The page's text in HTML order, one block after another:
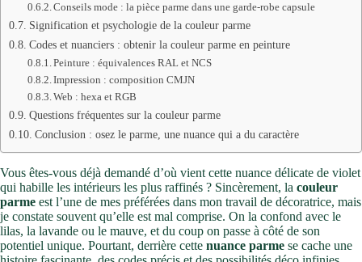
Conseils mode : la pièce parme dans une garde-robe capsule
Signification et psychologie de la couleur parme
Codes et nuanciers : obtenir la couleur parme en peinture
Peinture : équivalences RAL et NCS
Impression : composition CMJN
Web : hexa et RGB
Questions fréquentes sur la couleur parme
Conclusion : osez le parme, une nuance qui a du caractère
Vous êtes-vous déjà demandé d’où vient cette nuance délicate de violet
qui habille les intérieurs les plus raffinés ? Sincèrement, la couleur
parme est l’une de mes préférées dans mon travail de décoratrice, mais
je constate souvent qu’elle est mal comprise. On la confond avec le
lilas, la lavande ou le mauve, et du coup on passe à côté de son
potentiel unique. Pourtant, derrière cette nuance parme se cache une